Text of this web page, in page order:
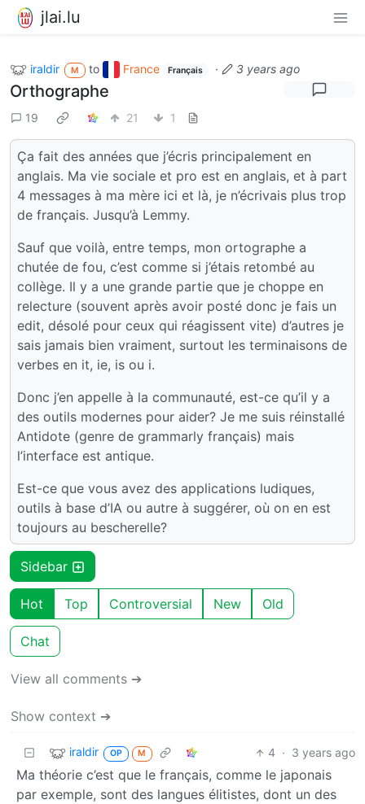
jlai.lu
iraldir M to France Français · 3 years ago
Orthographe
19 21 1
Ça fait des années que j’écris principalement en
anglais. Ma vie sociale et pro est en anglais, et à part
4 messages à ma mère ici et là, je n’écrivais plus trop
de français. Jusqu’à Lemmy.
Sauf que voilà, entre temps, mon ortographe a
chutée de fou, c’est comme si j’étais retombé au
collège. Il y a une grande partie que je choppe en
relecture (souvent après avoir posté donc je fais un
edit, désolé pour ceux qui réagissent vite) d’autres je
sais jamais bien vraiment, surtout les terminaisons de
verbes en it, ie, is ou i.
Donc j’en appelle à la communauté, est-ce qu’il y a
des outils modernes pour aider? Je me suis réinstallé
Antidote (genre de grammarly français) mais
l’interface est antique.
Est-ce que vous avez des applications ludiques,
outils à base d’IA ou autre à suggérer, où on en est
toujours au bescherelle?
Sidebar
Hot Top Controversial New Old
Chat
View all comments ➔
Show context ➔
iraldir OP M 4 · 3 years ago
Ma théorie c’est que le français, comme le japonais
par exemple, sont des langues élitistes, dont un des